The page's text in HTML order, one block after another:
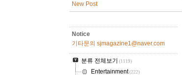
New Post
Notice
기타문의 sjmagazine1@naver.com
분류 전체보기 (1119)
Entertainment(222)